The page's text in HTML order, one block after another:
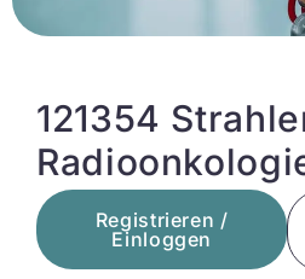
121354
Registrieren /
Einloggen